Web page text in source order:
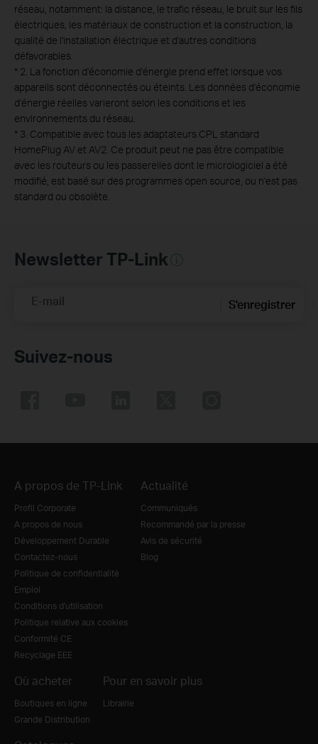
réseau, notamment: la distance, le trafic réseau, le bruit sur les fils
électriques, les matériaux de construction et la construction, la
qualité de l'installation électrique et d'autres conditions
défavorables.
* 2. La fonction d'économie d'énergie prend effet lorsque vos
appareils sont déconnectés ou éteints. Les données d'économie
d'énergie réelles varieront selon les conditions et les
environnements du réseau.
* 3. Compatible avec tous les adaptateurs CPL standard
HomePlug AV et AV2. Ce produit peut ne pas être compatible
avec les routeurs ou les passerelles dont le micrologiciel a été
modifié, est basé sur des programmes open source, ou n'est pas
standard ou obsolète.
Newsletter TP-Link
E-mail S'enregistrer
Suivez-nous
A propos de TP-Link
Profil Corporate
A propos de nous
Développement Durable
Contactez-nous
Politique de confidentialité
Emploi
Conditions d'utilisation
Politique relative aux cookies
Conformité CE
Recyclage EEE
Actualité
Communiqués
Recommandé par la presse
Avis de sécurité
Blog
Où acheter
Boutiques en ligne
Grande Distribution
Pour en savoir plus
Librairie